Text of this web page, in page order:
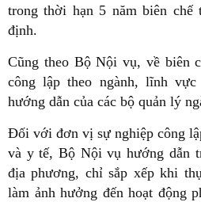
trong thời hạn 5 năm biên chế
định.
Cũng theo Bộ Nội vụ, về biên
công lập theo ngành, lĩnh
hướng dẫn của các bộ quản lý
Đối với đơn vị sự nghiệp công
và y tế, Bộ Nội vụ hướng dẫn
địa phương, chỉ sắp xếp khi
làm ảnh hưởng đến hoạt động